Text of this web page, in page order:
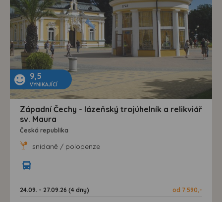
9,5
VYNIKAJÍCÍ
Západní Čechy - lázeňský trojúhelník a relikviář
sv. Maura
Česká republika
snídaně / polopenze
24.09. - 27.09.26 (4 dny) od 7 590,-